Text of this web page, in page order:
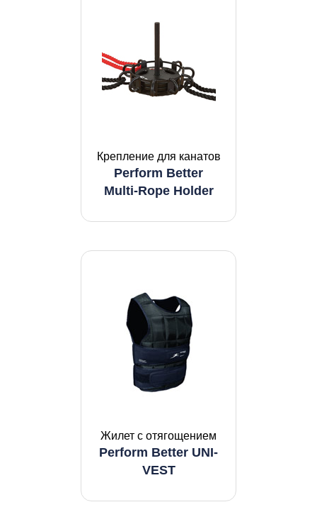
Крепление для канатов
Perform Better
Multi-Rope Holder
Жилет с отягощением
Perform Better UNI-
VEST